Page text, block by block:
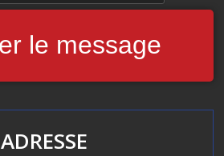
ADRESSE